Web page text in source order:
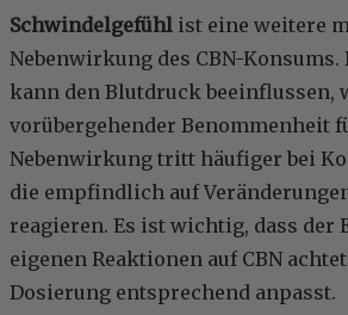
Schwindelgefühl ist eine weitere
Nebenwirkung des CBN-
kann den Blutdruck beeinflussen,
vorübergehender Benommenheit
Nebenwirkung tritt häufiger bei
die empfindlich auf
reagieren. Es ist wichtig, dass der
eigenen Reaktionen auf CBN
Dosierung entsprechend anpasst.